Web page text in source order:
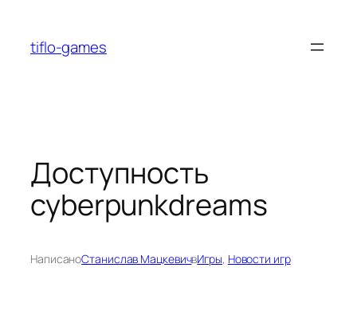
содержимому
tiflo-games
Доступность
cyberpunkdreams
НаписаноСтанислав МацкевичвИгры, Новости игр